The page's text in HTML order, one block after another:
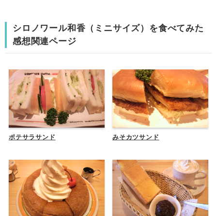
シロノワール和香（ミニサイズ）を食べてみた
感想関連ページ
ポテサラサンド みそカツサンド